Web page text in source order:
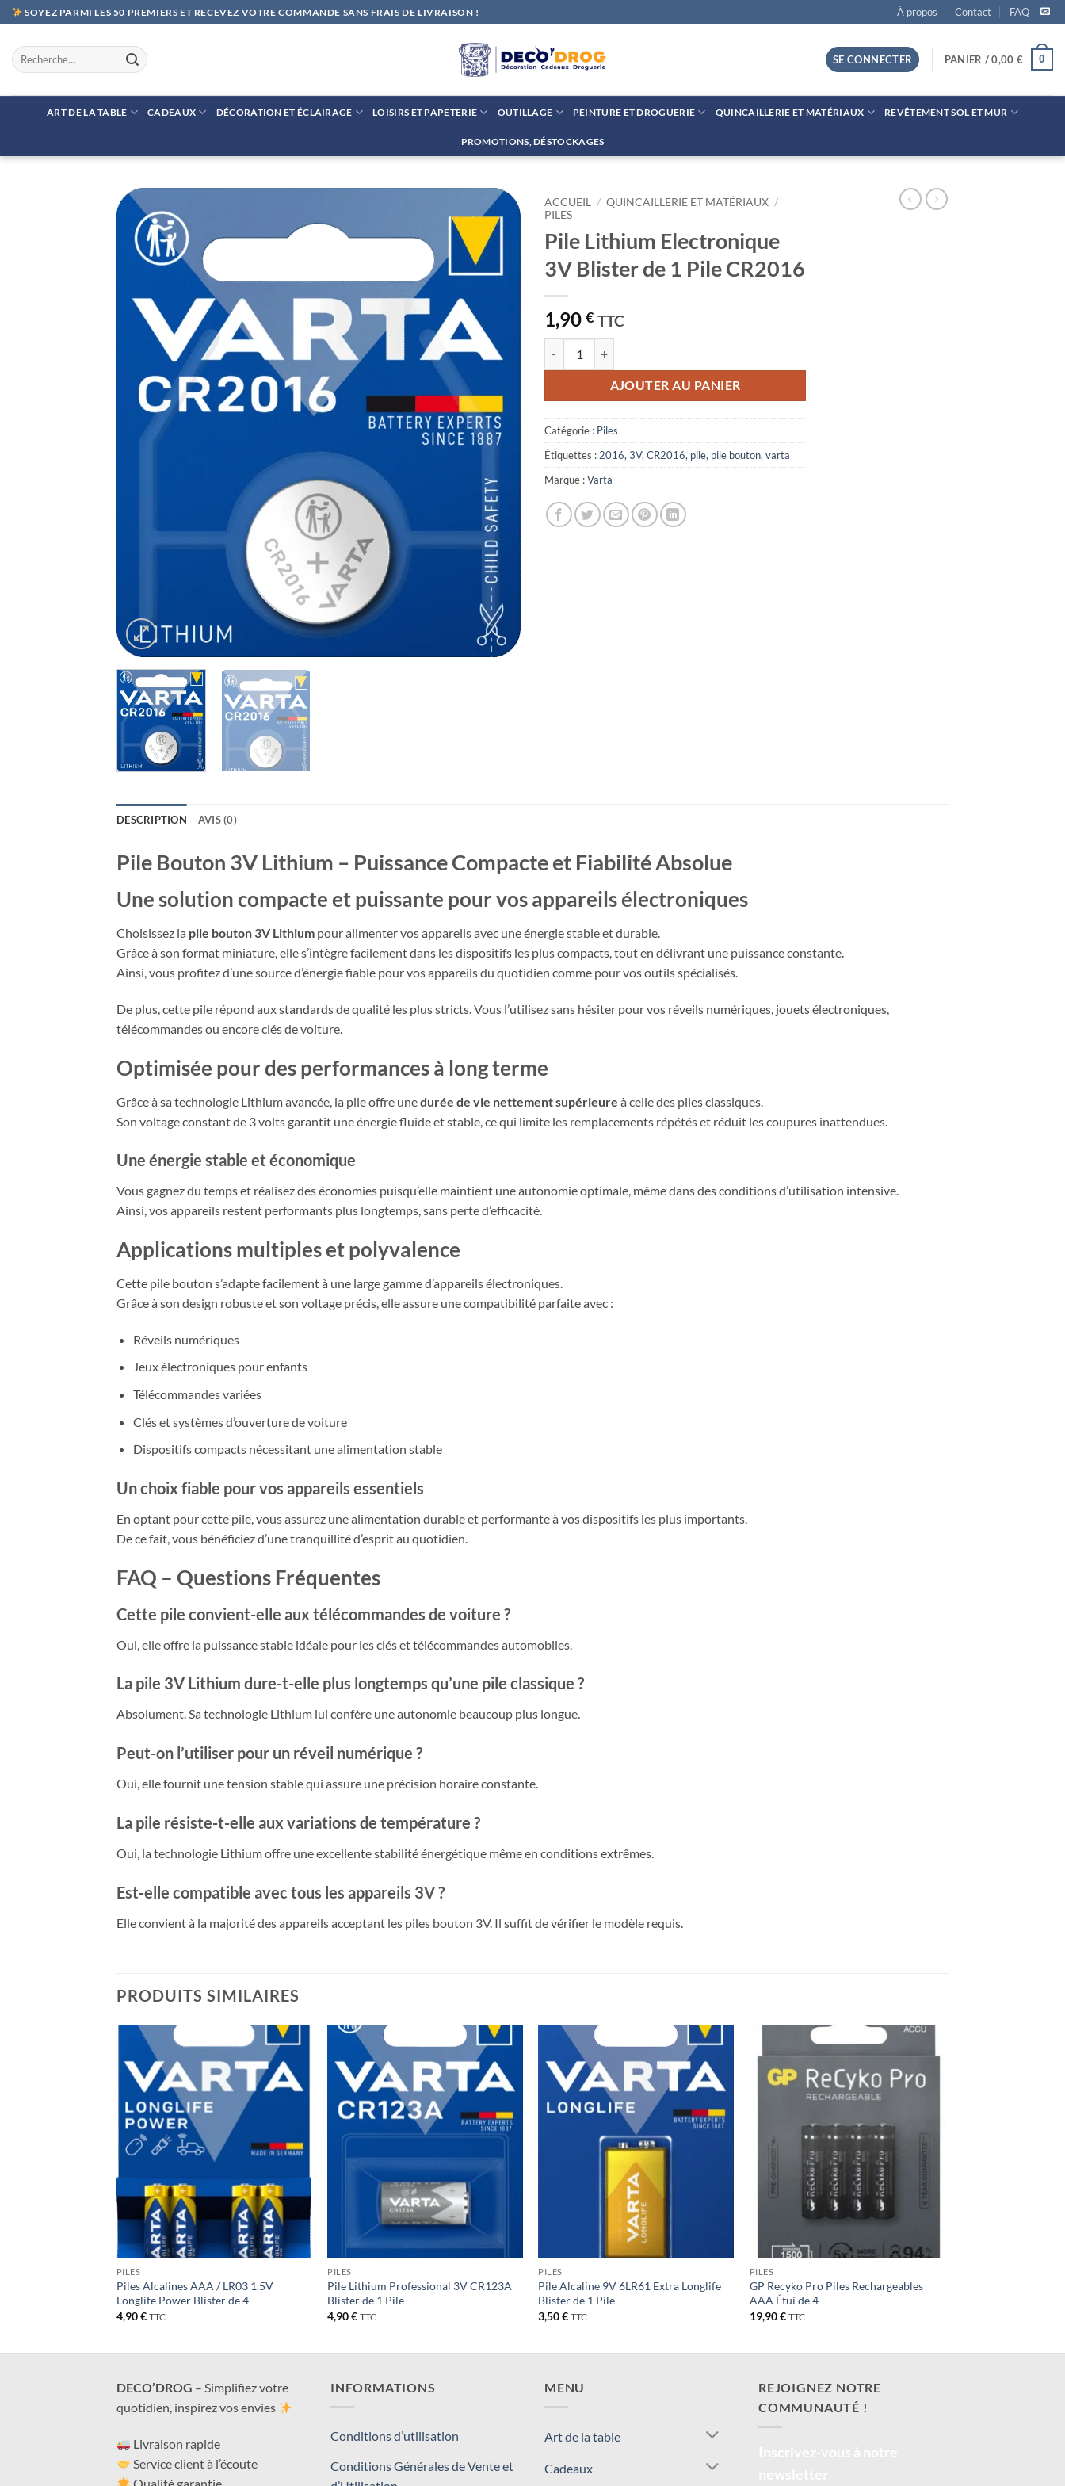
Passer
au
contenu
SOYEZ PARMI LES 50 PREMIERS ET RECEVEZ VOTRE COMMANDE SANS FRAIS DE LIVRAISON ! À propos Contact FAQ
Recherche
pour :
SE CONNECTER PANIER /0,00 € 0
ART DE LA TABLE CADEAUX DÉCORATION ET ÉCLAIRAGE LOISIRS ET PAPETERIE OUTILLAGE PEINTURE ET DROGUERIE QUINCAILLERIE ET MATÉRIAUX REVÊTEMENT SOL ET MUR
PROMOTIONS, DÉSTOCKAGES
Ajouter
à la liste
de
ACCUEIL / QUINCAILLERIE ET MATÉRIAUX /
PILES
Pile Lithium Electronique
3V Blister de 1 Pile CR2016
1,90 € TTC
AJOUTER AU PANIER
Catégorie : Piles
Étiquettes : 2016, 3V, CR2016, pile, pile bouton, varta
Marque :Varta
DESCRIPTION AVIS (0)
Pile Bouton 3V Lithium – Puissance Compacte et Fiabilité Absolue
Une solution compacte et puissante pour vos appareils électroniques
Choisissez la pile bouton 3V Lithium pour alimenter vos appareils avec une énergie stable et durable.
Grâce à son format miniature, elle s’intègre facilement dans les dispositifs les plus compacts, tout en délivrant une puissance constante.
Ainsi, vous profitez d’une source d’énergie fiable pour vos appareils du quotidien comme pour vos outils spécialisés.
De plus, cette pile répond aux standards de qualité les plus stricts. Vous l’utilisez sans hésiter pour vos réveils numériques, jouets électroniques,
télécommandes ou encore clés de voiture.
Optimisée pour des performances à long terme
Grâce à sa technologie Lithium avancée, la pile offre unedurée de vie nettement supérieure à celle des piles classiques.
Son voltage constant de 3 volts garantit une énergie fluide et stable, ce qui limite les remplacements répétés et réduit les coupures inattendues.
Une énergie stable et économique
Vous gagnez du temps et réalisez des économies puisqu’elle maintient une autonomie optimale, même dans des conditions d’utilisation intensive.
Ainsi, vos appareils restent performants plus longtemps, sans perte d’efficacité.
Applications multiples et polyvalence
Cette pile bouton s’adapte facilement à une large gamme d’appareils électroniques.
Grâce à son design robuste et son voltage précis, elle assure une compatibilité parfaite avec :
Réveils numériques
Jeux électroniques pour enfants
Télécommandes variées
Clés et systèmes d’ouverture de voiture
Dispositifs compacts nécessitant une alimentation stable
Un choix fiable pour vos appareils essentiels
En optant pour cette pile, vous assurez une alimentation durable et performante à vos dispositifs les plus importants.
De ce fait, vous bénéficiez d’une tranquillité d’esprit au quotidien.
FAQ – Questions Fréquentes
Cette pile convient-elle aux télécommandes de voiture ?
Oui, elle offre la puissance stable idéale pour les clés et télécommandes automobiles.
La pile 3V Lithium dure-t-elle plus longtemps qu’une pile classique ?
Absolument. Sa technologie Lithium lui confère une autonomie beaucoup plus longue.
Peut-on l’utiliser pour un réveil numérique ?
Oui, elle fournit une tension stable qui assure une précision horaire constante.
La pile résiste-t-elle aux variations de température ?
Oui, la technologie Lithium offre une excellente stabilité énergétique même en conditions extrêmes.
Est-elle compatible avec tous les appareils 3V ?
Elle convient à la majorité des appareils acceptant les piles bouton 3V. Il suffit de vérifier le modèle requis.
PRODUITS SIMILAIRES
Ajouter
à la liste
de
PILES
Piles Alcalines AAA / LR03 1.5V
Longlife Power Blister de 4
4,90€ TTC
Ajouter
à la liste
de
PILES
Pile Lithium Professional 3V CR123A
Blister de 1 Pile
4,90€ TTC
Ajouter
à la liste
de
PILES
Pile Alcaline 9V 6LR61 Extra Longlife
Blister de 1 Pile
3,50€ TTC
Ajouter
à la liste
de
PILES
GP Recyko Pro Piles Rechargeables
AAA Étui de 4
19,90€ TTC
DECO’DROG – Simplifiez votre
quotidien, inspirez vos envies
Livraison rapide
Service client à l’écoute
INFORMATIONS
Conditions d’utilisation
Conditions Générales de Vente et
MENU
Art de la table
Cadeaux
REJOIGNEZ NOTRE
COMMUNAUTÉ !